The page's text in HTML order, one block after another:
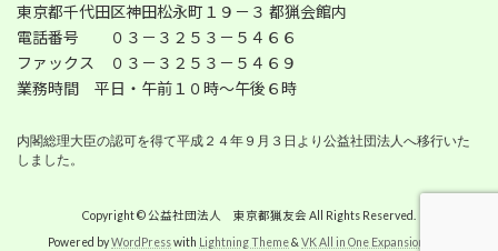
東京都千代田区神田松永町１９－３ 都猟会館内
電話番号 ０３－３２５３－５４６６
ファックス ０３－３２５３－５４６９
業務時間 平日・午前１０時～午後６時
内閣総理大臣の認可を得て平成２４年９月３日より公益社団法人へ移行いた
Copyright © 公益社団法人 東京都猟友会 All Rights Reserved.
Powered byWordPresswith Lightning Theme& VK All in One Expansion Unit